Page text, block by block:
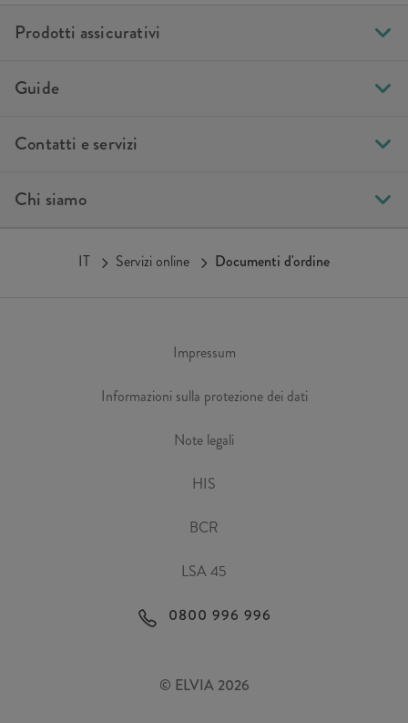
Prodotti assicurativi
Guide
Contatti e servizi
Chi siamo
Impressum
Informazioni sulla protezione dei dati
Note legali
HIS
BCR
LSA 45
© ELVIA 2026
0800 996 996
IT Servizi online Documenti d'ordine